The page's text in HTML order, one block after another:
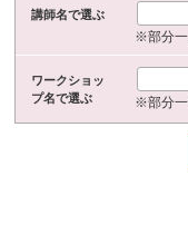
講師名で選ぶ
※部分
ワークショッ
プ名で選ぶ
※部分